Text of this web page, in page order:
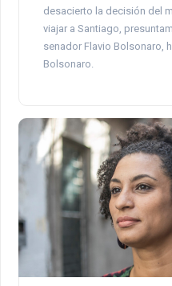
desacierto la decisión del
viajar a Santiago,
senador Flavio Bolsonaro,
Bolsonaro.